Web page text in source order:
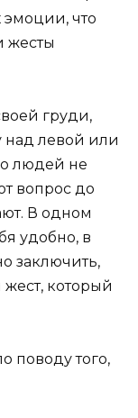
что
жесты
груди,
над левой или
людей не
вопрос до
В одном
удобно, в
заключить,
жест, который
поводу того,